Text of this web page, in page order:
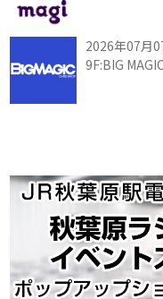
2026年07月
9F:BIG